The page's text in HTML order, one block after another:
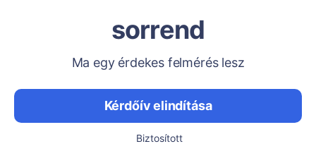
sorrend
Ma egy érdekes felmérés lesz
Kérdőív elindítása
Biztosított